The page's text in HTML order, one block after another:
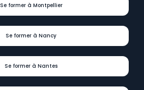
Se former à Montpellier
Se former à Nancy
Se former à Nantes